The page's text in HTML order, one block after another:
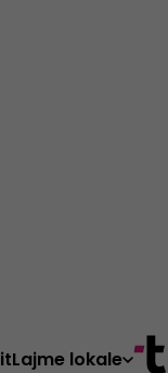
Lajme lokale